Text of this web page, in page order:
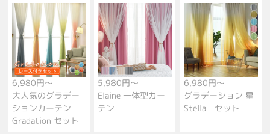
6,980円～
大人気のグラデー
ションカーテン
Gradation セット
5,980円～
Elaine 一体型カー
テン
6,980円～
グラデーション 星
Stella セット